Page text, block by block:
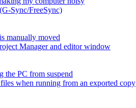
Sync/FreeSync)
manually moved
Manager and editor window
the PC from suspend
when running from an exported copy